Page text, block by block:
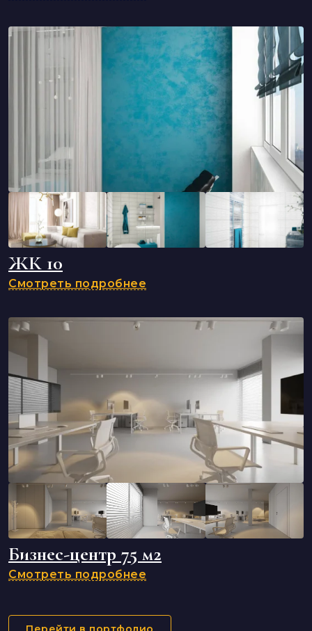
ЖК 10
Смотреть подробнее
Бизнес-центр 75 м2
Смотреть подробнее